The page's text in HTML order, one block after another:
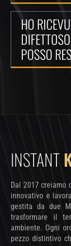
HO
POSSO
INSTANT
Dal 2017 creiamo
innovativo e
gestita da due
trasformare il
ambiente. Ogni
pezzo distintivo